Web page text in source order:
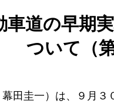
車道の早期
ついて（第
田圭一）は、９月３